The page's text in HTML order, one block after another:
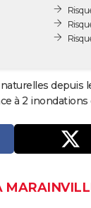
depuis
à 2 inondations